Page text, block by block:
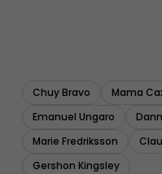
Chuy Bravo Mama
Emanuel Ungaro
Marie Fredriksson
Gershon Kingsley